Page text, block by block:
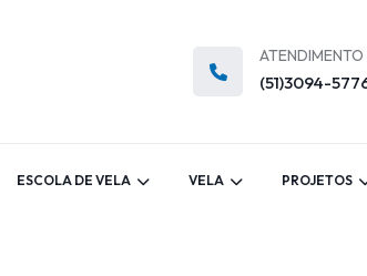
ATENDIMENTO
(51)3094-
ESCOLA DE VELA VELA PROJETOS